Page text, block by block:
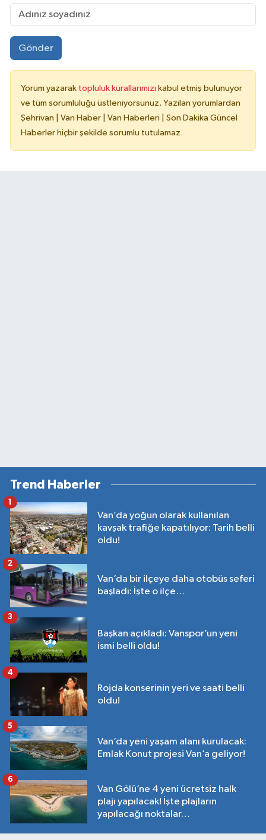
Gönder
Yorum yazarak topluluk kurallarımızı kabul etmiş bulunuyor
ve tüm sorumluluğu üstleniyorsunuz. Yazılan yorumlardan
Şehrivan | Van Haber | Van Haberleri | Son Dakika Güncel
Haberler hiçbir şekilde sorumlu tutulamaz.
Trend Haberler
Van’da yoğun olarak kullanılan
kavşak trafiğe kapatılıyor: Tarih belli
oldu!
1
Van’da bir ilçeye daha otobüs seferi
başladı: İşte o ilçe…
2
Başkan açıkladı: Vanspor’un yeni
ismi belli oldu!
3
Rojda konserinin yeri ve saati belli
oldu!
4
Van’da yeni yaşam alanı kurulacak:
Emlak Konut projesi Van’a geliyor!
5
Van Gölü’ne 4 yeni ücretsiz halk
plajı yapılacak! İşte plajların
yapılacağı noktalar…
6